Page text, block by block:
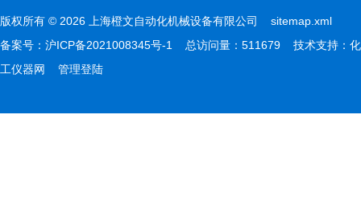
版权所有 © 2026 上海橙文自动化机械设备有限公司 sitemap.xml
备案号： 沪ICP备2021008345号-1 总访问量：511679 技术支持： 化
工仪器网
管理登陆